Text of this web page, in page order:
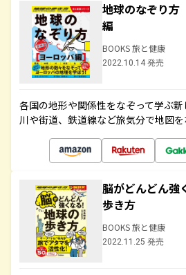
地球のなぞり
編
BOOKS 旅と健康
2022.10.14 発売
各国の地形や関係性をなぞって学ぶ新
川や街道、鉄道線など旅気分で地図を
脳がどんどん強
歩き方
BOOKS 旅と健康
2022.11.25 発売